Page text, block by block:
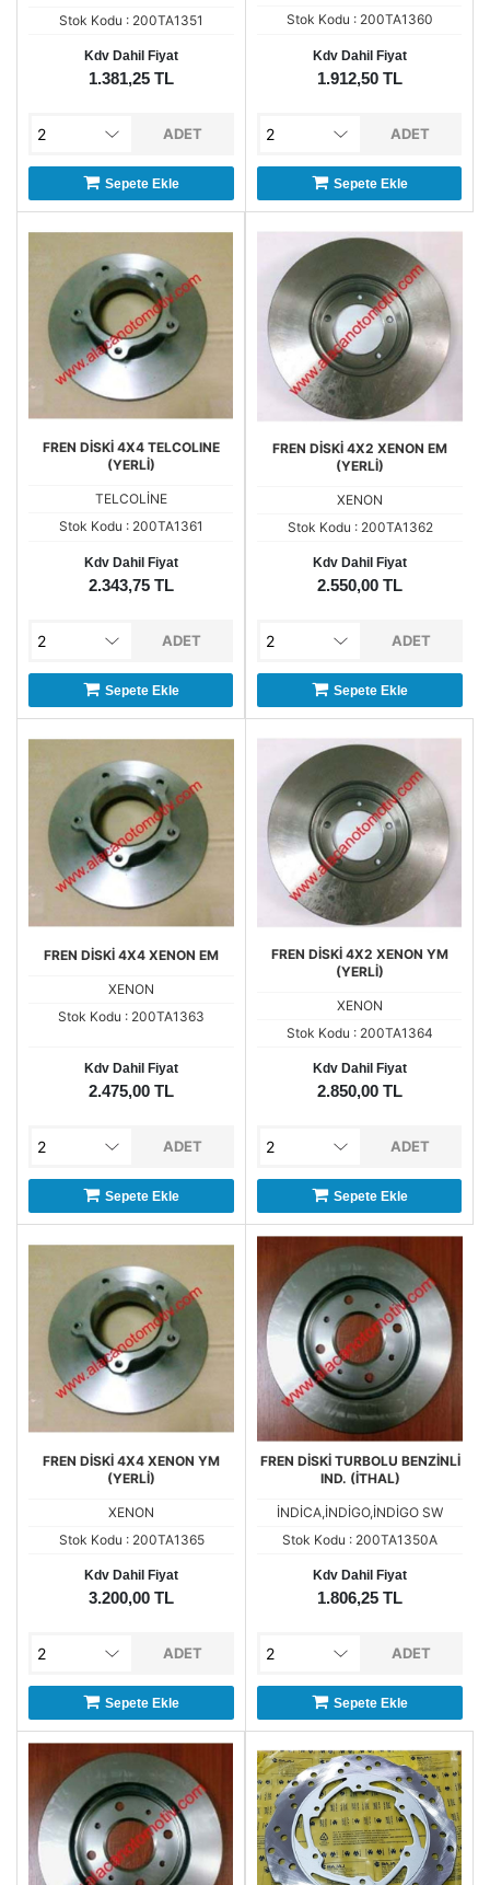
Stok Kodu : 200TA1351
Kdv Dahil Fiyat
1.381,25 TL
ADET
Sepete Ekle
Stok Kodu : 200TA1360
Kdv Dahil Fiyat
1.912,50 TL
ADET
Sepete Ekle
FREN DİSKİ 4X4 TELCOLINE
(YERLİ)
TELCOLİNE
Stok Kodu : 200TA1361
Kdv Dahil Fiyat
2.343,75 TL
ADET
Sepete Ekle
FREN DİSKİ 4X2 XENON EM
(YERLİ)
XENON
Stok Kodu : 200TA1362
Kdv Dahil Fiyat
2.550,00 TL
ADET
Sepete Ekle
FREN DİSKİ 4X4 XENON EM
XENON
Stok Kodu : 200TA1363
Kdv Dahil Fiyat
2.475,00 TL
ADET
Sepete Ekle
FREN DİSKİ 4X2 XENON YM
(YERLİ)
XENON
Stok Kodu : 200TA1364
Kdv Dahil Fiyat
2.850,00 TL
ADET
Sepete Ekle
FREN DİSKİ 4X4 XENON YM
(YERLİ)
XENON
Stok Kodu : 200TA1365
Kdv Dahil Fiyat
3.200,00 TL
ADET
Sepete Ekle
FREN DİSKİ TURBOLU BENZİNLİ
IND. (İTHAL)
İNDİCA,İNDİGO,İNDİGO SW
Stok Kodu : 200TA1350A
Kdv Dahil Fiyat
1.806,25 TL
ADET
Sepete Ekle